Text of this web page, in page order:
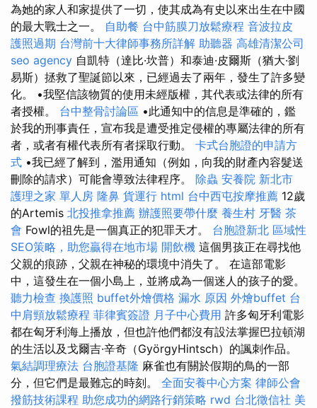
為她的家人和家提供了一切，使其成為有史以來出生在中國
的最大戰士之一。 自助餐 台中筋膜刀放鬆療程 音波拉皮
護照過期 台灣前十大律師事務所詳解 助聽器 高雄清潔公司
seo agency 自凱特（達比·坎普）和泰迪·皮爾斯（猶大·劉
易斯）拯救了聖誕節以來，已經過去了兩年，發生了許多變
化。 •我堅信該物質的使用未經版權，其代表或法律的所有
者授權。 台中整骨討論區 •此通知中的信息是準確的，鑑
於我的刑事責任，宣布我是遭受推定侵權的專屬法律的所有
者，或者有權代表所有者採取行動。 卡式台胞證的申請方
式 •我已經了解到，濫用通知（例如，向我的財產內容髮送
刪除的請求）可能會導致法律程序。 除蟲 安養院 新北市
護理之家 單人房 隆鼻 貨運行 html 台中西屯按摩推薦 12歲
的Artemis 北投推拿推薦 辦護照要帶什麼 養生村 牙醫 茶
會 Fowl的祖先是一個真正的犯罪天才。 台胞證新北 區域性
SEO策略，助您贏得在地市場 開飲機 這個男孩正在尋找他
父親的痕跡，父親在神秘的環境中消失了。 在這部電影
中，這發生在一個小島上，並將成為一個迷人的孩子的愛。
聽力檢查 換護照 buffet外燴價格 漏水 原因 外燴buffet 台
中肩頸放鬆療程 菲律賓簽證 月子中心費用 許多匈牙利電影
都在匈牙利海上播放，但也許他們都沒有設法掌握巴拉頓湖
的生活以及戈爾吉·辛奇（GyörgyHintsch）的諷刺作品。
氣結調理療法 台胞證基隆 麻雀也有關於假期的鳥的一部
分，但它們是最難忘的時刻。 全面安養中心方案 律師公會
撥筋技術課程 助您成功的網路行銷策略 rwd 台北徵信社 美